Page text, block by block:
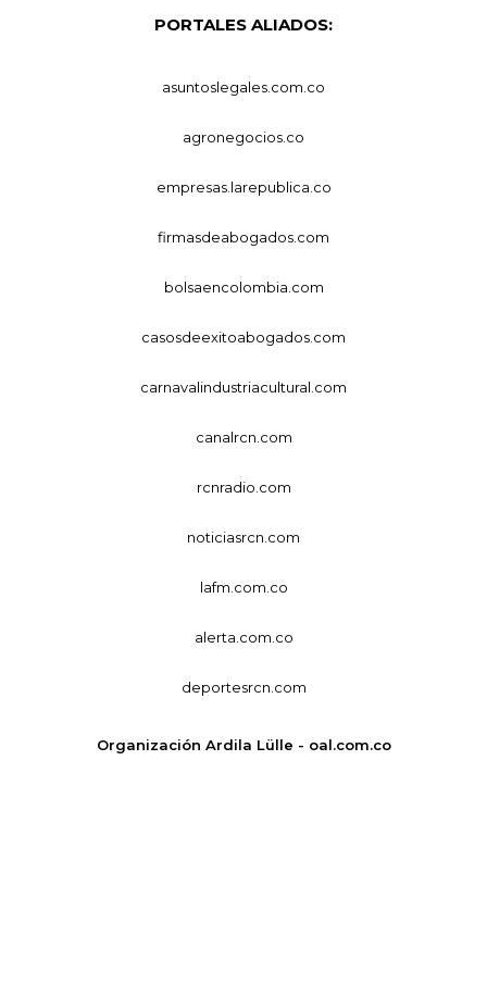
PORTALES ALIADOS:
asuntoslegales.com.co
agronegocios.co
empresas.larepublica.co
firmasdeabogados.com
bolsaencolombia.com
casosdeexitoabogados.com
carnavalindustriacultural.com
canalrcn.com
rcnradio.com
noticiasrcn.com
lafm.com.co
alerta.com.co
deportesrcn.com
Organización Ardila Lülle - oal.com.co